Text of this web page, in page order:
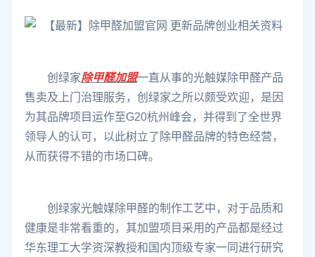
创绿家除甲醛加盟一直从事的光触媒除甲醛产品
售卖及上门治理服务，创绿家之所以颇受欢迎，是因
为其品牌项目运作至G20杭州峰会，并得到了全世界
领导人的认可，以此树立了除甲醛品牌的特色经营，
从而获得不错的市场口碑。
创绿家光触媒除甲醛的制作工艺中，对于品质和
健康是非常看重的，其加盟项目采用的产品都是经过
华东理工大学资深教授和国内顶级专家一同进行研究